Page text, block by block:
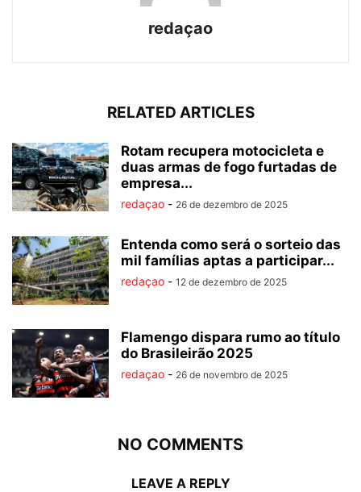
redaçao
RELATED ARTICLES
Rotam recupera motocicleta e
duas armas de fogo furtadas de
empresa...
redaçao - 26 de dezembro de 2025
Entenda como será o sorteio das
mil famílias aptas a participar...
redaçao - 12 de dezembro de 2025
Flamengo dispara rumo ao título
do Brasileirão 2025
redaçao - 26 de novembro de 2025
NO COMMENTS
LEAVE A REPLY